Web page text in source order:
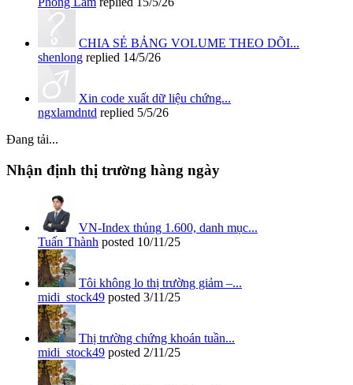
CHIA SẺ BẢNG VOLUME THEO DÕI...
shenlong replied 14/5/26
Xin code xuất dữ liệu chứng...
ngxlamdntd replied 5/5/26
Đang tải...
Nhận định thị trường hàng ngày
VN-Index thủng 1.600, danh mục...
Tuấn Thành posted 10/11/25
Tôi không lo thị trường giảm –...
midi_stock49 posted 3/11/25
Thị trường chứng khoán tuần...
midi_stock49 posted 2/11/25